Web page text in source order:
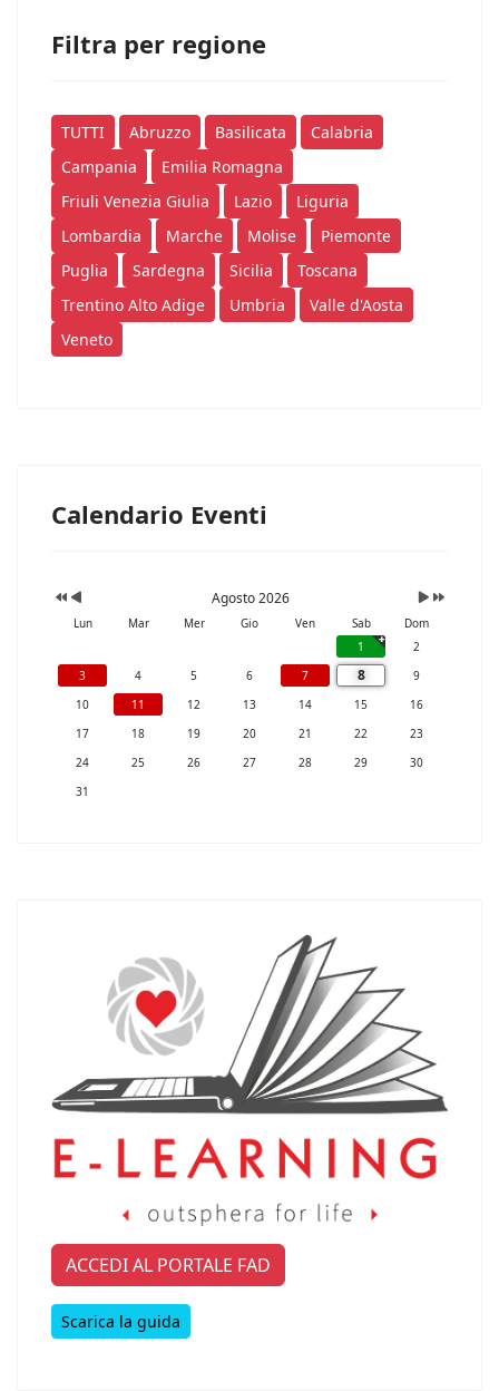
Filtra per regione
TUTTI Abruzzo Basilicata
Calabria
Campania
Emilia Romagna
Friuli Venezia Giulia
Lazio
Liguria
Lombardia
Marche Molise
Piemonte
Puglia
Sardegna Sicilia
Toscana
Trentino Alto Adige
Umbria
Valle d'Aosta
Veneto
Calendario Eventi
Agosto 2026
Lun Mar Mer Gio Ven Sab
Dom
1
2
3
4 5 6 7 8
9
10
11 12 13 14 15
16
17
18 19 20 21 22
23
24
25 26 27 28 29
30
31
ACCEDI AL PORTALE FAD
Scarica la guida